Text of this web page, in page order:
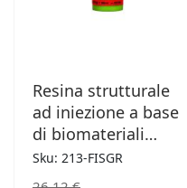
Resina strutturale
ad iniezione a base
di biomateriali
475g
Sku: 213-FISGR